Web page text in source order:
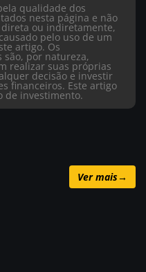
qualidade dos
nesta página e não
ou indiretamente,
pelo uso de um
artigo. Os
são, por natureza,
realizar suas próprias
decisão e investir
financeiros. Este artigo
de investimento.
Ver mais→